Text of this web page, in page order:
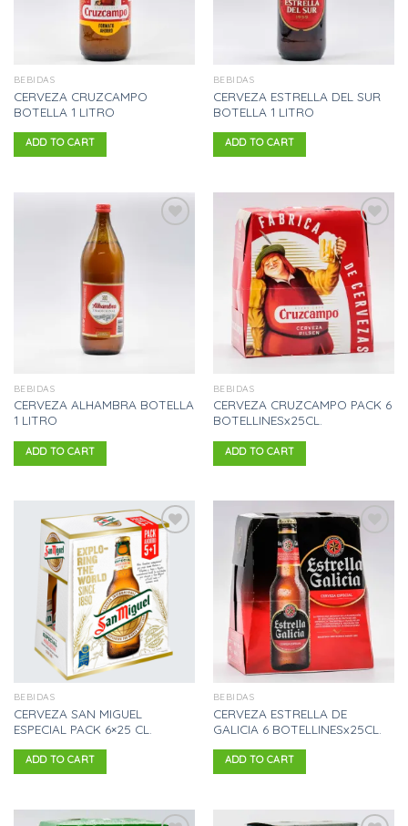
BEBIDAS
CERVEZA CRUZCAMPO
BOTELLA 1 LITRO
ADD TO CART
BEBIDAS
CERVEZA ESTRELLA DEL SUR
BOTELLA 1 LITRO
ADD TO CART
BEBIDAS
CERVEZA ALHAMBRA BOTELLA
1 LITRO
ADD TO CART
Añadir
a la
lista
de
deseos
BEBIDAS
CERVEZA CRUZCAMPO PACK 6
BOTELLINESx25CL.
ADD TO CART
Añadir
a la
lista
deseos
BEBIDAS
CERVEZA SAN MIGUEL
ESPECIAL PACK 6×25 CL.
ADD TO CART
Añadir
a la
lista
de
deseos
BEBIDAS
CERVEZA ESTRELLA DE
GALICIA 6 BOTELLINESx25CL.
ADD TO CART